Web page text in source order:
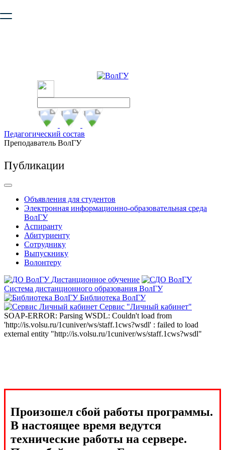
безопасную работу с сайтом. Пожалуйста
Педагогический состав
Преподаватель ВолГУ
Публикации
Объявления для студентов
Электронная информационно-образовательная среда
ВолГУ
Аспиранту
Абитуриенту
Сотруднику
Выпускнику
Волонтеру
Дистанционное обучение
Система дистанционного образования ВолГУ
Библиотека ВолГУ
Сервис "Личный кабинет"
SOAP-ERROR: Parsing WSDL: Couldn't load from
'http://is.volsu.ru/1cuniver/ws/staff.1cws?wsdl' : failed to load
external entity "http://is.volsu.ru/1cuniver/ws/staff.1cws?wsdl"
Произошел сбой работы программы.
В настоящее время ведутся
технические работы на сервере.